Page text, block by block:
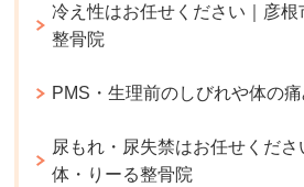
冷え性はお任せください｜彦根
整骨院
PMS・生理前のしびれや体の
尿もれ・尿失禁はお任せくだ
体・りーる整骨院